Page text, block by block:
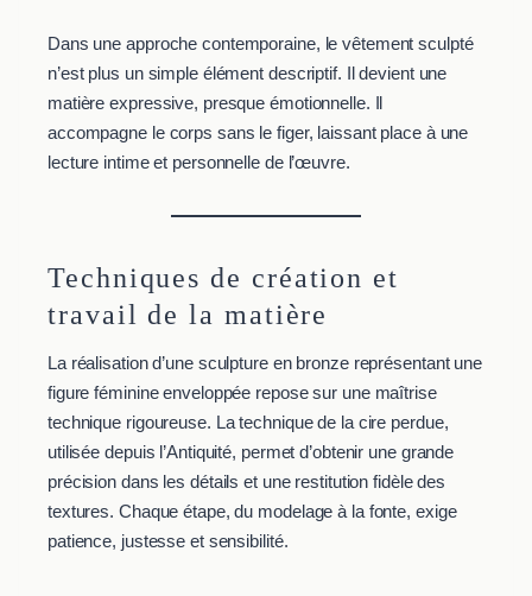
Dans une approche contemporaine, le vêtement sculpté
n’est plus un simple élément descriptif. Il devient une
matière expressive, presque émotionnelle. Il
accompagne le corps sans le figer, laissant place à une
lecture intime et personnelle de l’œuvre.
Techniques de création et
travail de la matière
La réalisation d’une sculpture en bronze représentant une
figure féminine enveloppée repose sur une maîtrise
technique rigoureuse. La technique de la cire perdue,
utilisée depuis l’Antiquité, permet d’obtenir une grande
précision dans les détails et une restitution fidèle des
textures. Chaque étape, du modelage à la fonte, exige
patience, justesse et sensibilité.